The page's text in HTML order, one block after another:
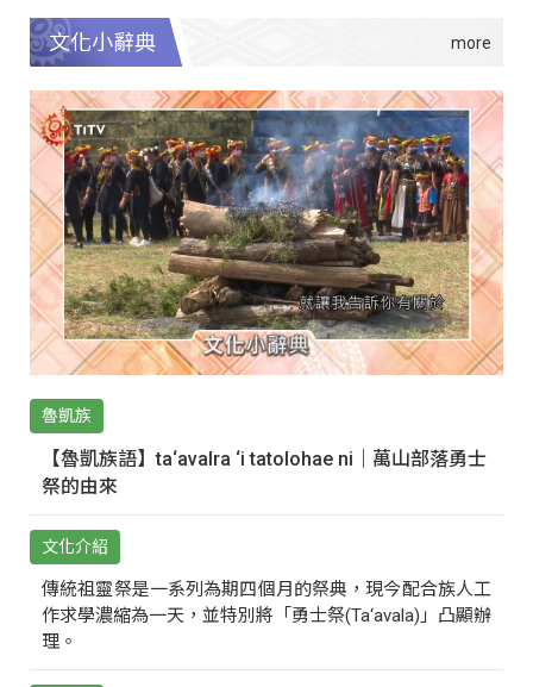
文化小辭典
魯凱族
【魯凱族語】ta‘avalra ‘i tatolohae ni｜萬山部落勇士
祭的由來
文化介紹
傳統祖靈祭是一系列為期四個月的祭典，現今配合族人工
作求學濃縮為一天，並特別將「勇士祭(Ta‘avala)」凸顯辦
理。